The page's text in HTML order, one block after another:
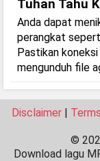
Tuhan Tahu
Anda dapat
perangkat
Pastikan
mengunduh file
Disclaimer |
©
Download lagu